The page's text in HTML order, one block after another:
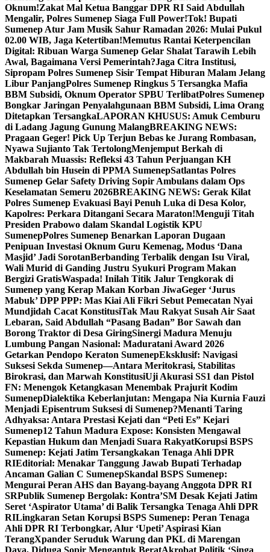
Oknum!Zakat Mal Ketua Banggar DPR RI Said Abdullah
Mengalir, Polres Sumenep Siaga Full Power!Tok! Bupati
Sumenep Atur Jam Musik Sahur Ramadan 2026: Mulai Pukul
02.00 WIB, Jaga Ketertiban!Memutus Rantai Keterpencilan
Digital: Ribuan Warga Sumenep Gelar Shalat Tarawih Lebih
Awal, Bagaimana Versi Pemerintah?Jaga Citra Institusi,
Sipropam Polres Sumenep Sisir Tempat Hiburan Malam Jelang
Libur PanjangPolres Sumenep Ringkus 5 Tersangka Mafia
BBM Subsidi, Oknum Operator SPBU TerlibatPolres Sumenep
Bongkar Jaringan Penyalahgunaan BBM Subsidi, Lima Orang
Ditetapkan TersangkaLAPORAN KHUSUS: Amuk Cemburu
di Ladang Jagung Gunung MalangBREAKING NEWS:
Pragaan Geger! Pick Up Terjun Bebas ke Jurang Rombasan,
Nyawa Sujianto Tak TertolongMenjemput Berkah di
Makbarah Muassis: Refleksi 43 Tahun Perjuangan KH
Abdullah bin Husein di PPMA SumenepSatlantas Polres
Sumenep Gelar Safety Driving Sopir Ambulans dalam Ops
Keselamatan Semeru 2026BREAKING NEWS: Gerak Kilat
Polres Sumenep Evakuasi Bayi Penuh Luka di Desa Kolor,
Kapolres: Perkara Ditangani Secara Maraton!Menguji Titah
Presiden Prabowo dalam Skandal Logistik KPU
SumenepPolres Sumenep Benarkan Laporan Dugaan
Penipuan Investasi Oknum Guru Kemenag, Modus ‘Dana
Masjid’ Jadi SorotanBerbanding Terbalik dengan Isu Viral,
Wali Murid di Ganding Justru Syukuri Program Makan
Bergizi GratisWaspada! Inilah Titik Jalur Tengkorak di
Sumenep yang Kerap Makan Korban JiwaGeger ‘Jurus
Mabuk’ DPP PPP: Mas Kiai Ali Fikri Sebut Pemecatan Nyai
Mundjidah Cacat KonstitusiTak Mau Rakyat Susah Air Saat
Lebaran, Said Abdullah “Pasang Badan” Bor Sawah dan
Borong Traktor di Desa GiringSinergi Madura Menuju
Lumbung Pangan Nasional: Maduratani Award 2026
Getarkan Pendopo Keraton SumenepEksklusif: Navigasi
Suksesi Sekda Sumenep—Antara Meritokrasi, Stabilitas
Birokrasi, dan Marwah KonstitusiUji Akurasi SS1 dan Pistol
FN: Menengok Ketangkasan Menembak Prajurit Kodim
SumenepDialektika Keberlanjutan: Mengapa Nia Kurnia Fauzi
Menjadi Episentrum Suksesi di Sumenep?Menanti Taring
Adhyaksa: Antara Prestasi Kejati dan “Peti Es” Kejari
Sumenep12 Tahun Madura Expose: Konsisten Mengawal
Kepastian Hukum dan Menjadi Suara RakyatKorupsi BSPS
Sumenep: Kejati Jatim Tersangkakan Tenaga Ahli DPR
RIEditorial: Menakar Tanggung Jawab Bupati Terhadap
Ancaman Galian C SumenepSkandal BSPS Sumenep:
Mengurai Peran AHS dan Bayang-bayang Anggota DPR RI
SRPublik Sumenep Bergolak: Kontra’SM Desak Kejati Jatim
Seret ‘Aspirator Utama’ di Balik Tersangka Tenaga Ahli DPR
RILingkaran Setan Korupsi BSPS Sumenep: Peran Tenaga
Ahli DPR RI Terbongkar, Alur ‘Upeti’ Aspirasi Kian
TerangXpander Seruduk Warung dan PKL di Marengan